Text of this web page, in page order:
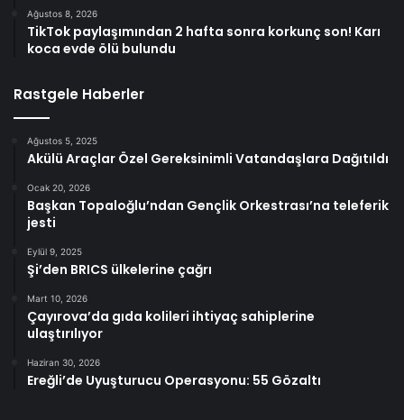
Ağustos 8, 2026
TikTok paylaşımından 2 hafta sonra korkunç son! Karı
koca evde ölü bulundu
Rastgele Haberler
Ağustos 5, 2025
Akülü Araçlar Özel Gereksinimli Vatandaşlara Dağıtıldı
Ocak 20, 2026
Başkan Topaloğlu’ndan Gençlik Orkestrası’na teleferik
jesti
Eylül 9, 2025
Şi’den BRICS ülkelerine çağrı
Mart 10, 2026
Çayırova’da gıda kolileri ihtiyaç sahiplerine
ulaştırılıyor
Haziran 30, 2026
Ereğli’de Uyuşturucu Operasyonu: 55 Gözaltı